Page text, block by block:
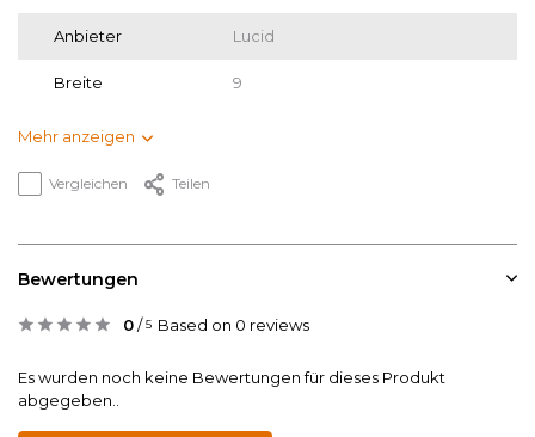
Anbieter Lucid
Breite 9
Mehr anzeigen
Vergleichen Teilen
Bewertungen
0/5 Based on 0 reviews
Es wurden noch keine Bewertungen für dieses Produkt
abgegeben..